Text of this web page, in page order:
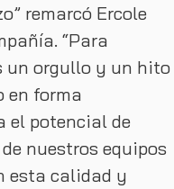
remarcó Ercole
“Para
un orgullo y un hito
en forma
el potencial de
nuestros equipos
esta calidad y